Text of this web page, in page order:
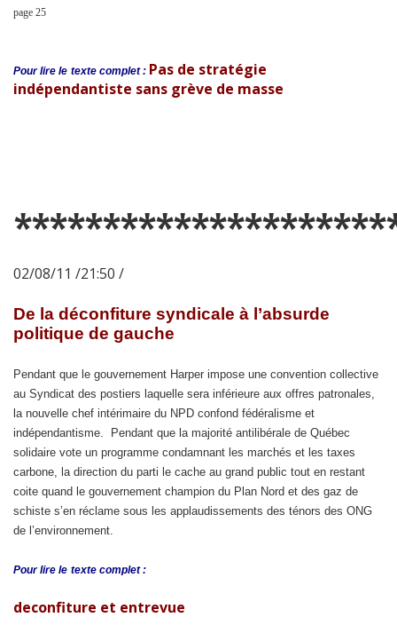
page 25
Pour lire le texte complet : Pas de stratégie
indépendantiste sans grève de masse
02/08/11 /21:50 /
De la déconfiture syndicale à l’absurde
politique de gauche
Pendant que le gouvernement Harper impose une convention collective
au Syndicat des postiers laquelle sera inférieure aux offres patronales,
la nouvelle chef intérimaire du NPD confond fédéralisme et
indépendantisme. Pendant que la majorité antilibérale de Québec
solidaire vote un programme condamnant les marchés et les taxes
carbone, la direction du parti le cache au grand public tout en restant
coite quand le gouvernement champion du Plan Nord et des gaz de
schiste s’en réclame sous les applaudissements des ténors des ONG
de l’environnement.
Pour lire le texte complet :
deconfiture et entrevue